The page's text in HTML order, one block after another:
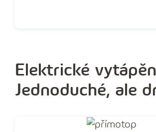
Elektrické
Jednoduché, ale